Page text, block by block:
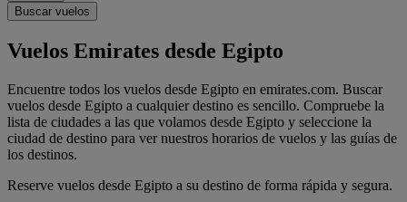
Buscar vuelos
Vuelos Emirates desde Egipto
Encuentre todos los vuelos desde Egipto en emirates.com. Buscar
vuelos desde Egipto a cualquier destino es sencillo. Compruebe la
lista de ciudades a las que volamos desde Egipto y seleccione la
ciudad de destino para ver nuestros horarios de vuelos y las guías de
los destinos.
Reserve vuelos desde Egipto a su destino de forma rápida y segura.